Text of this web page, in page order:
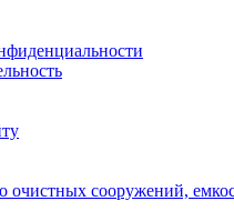
очистных сооружений,